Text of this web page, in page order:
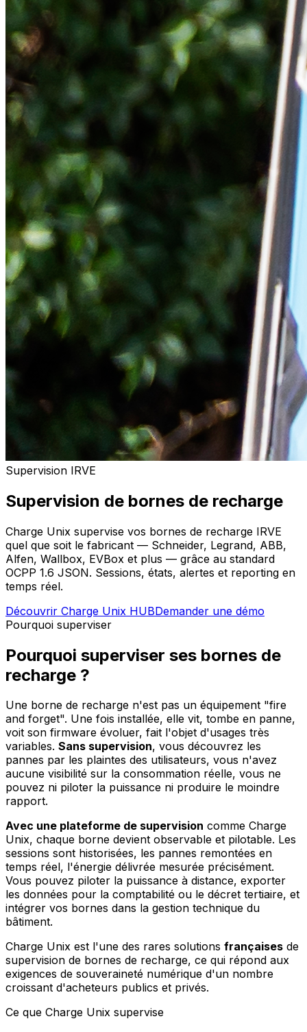
Supervision IRVE
Supervision de bornes de recharge
Charge Unix supervise vos bornes de recharge IRVE
quel que soit le fabricant — Schneider, Legrand, ABB,
Alfen, Wallbox, EVBox et plus — grâce au standard
OCPP 1.6 JSON. Sessions, états, alertes et reporting en
temps réel.
Découvrir Charge Unix HUBDemander une démo
Pourquoi superviser
Pourquoi superviser ses bornes de
recharge ?
Une borne de recharge n'est pas un équipement "fire
and forget". Une fois installée, elle vit, tombe en panne,
voit son firmware évoluer, fait l'objet d'usages très
variables. Sans supervision, vous découvrez les
pannes par les plaintes des utilisateurs, vous n'avez
aucune visibilité sur la consommation réelle, vous ne
pouvez ni piloter la puissance ni produire le moindre
rapport.
Avec une plateforme de supervision comme Charge
Unix, chaque borne devient observable et pilotable. Les
sessions sont historisées, les pannes remontées en
temps réel, l'énergie délivrée mesurée précisément.
Vous pouvez piloter la puissance à distance, exporter
les données pour la comptabilité ou le décret tertiaire, et
intégrer vos bornes dans la gestion technique du
bâtiment.
Charge Unix est l'une des rares solutions françaises de
supervision de bornes de recharge, ce qui répond aux
exigences de souveraineté numérique d'un nombre
croissant d'acheteurs publics et privés.
Ce que Charge Unix supervise